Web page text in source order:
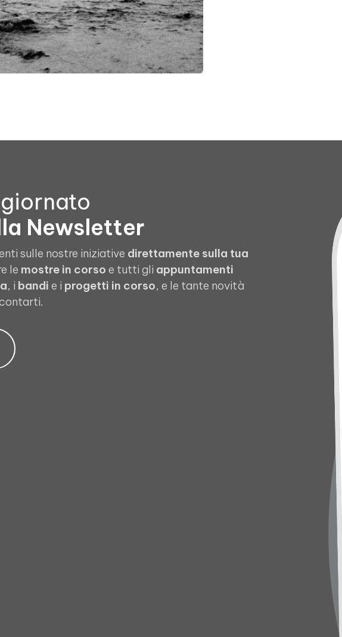
Newsletter
sulle nostre iniziative direttamente sulla tua
le mostre in corso e tutti gli appuntamenti
, i bandi e i progetti in corso, e le tante novità